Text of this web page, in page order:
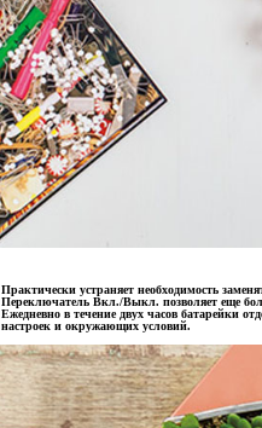
Практически устраняет необходимость
Переключатель Вкл./Выкл. позволяет еще
Ежедневно в течение двух часов батарейки
настроек и окружающих условий.